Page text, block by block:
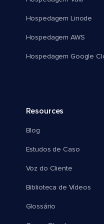
Hospedagem Linode
Hospedagem AWS
Hospedagem Google
Resources
Blog
Estudos de Caso
Voz do Cliente
Biblioteca de Vídeos
Glossário